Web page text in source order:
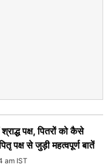
पक्ष, पितरों को कैसे
पक्ष से जुड़ी महत्वपूर्ण बातें
am IST